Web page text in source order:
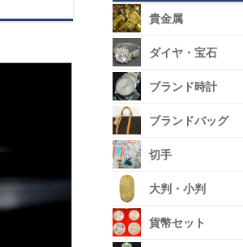
貴金属
ダイヤ・宝石
ブランド時計
ブランドバッグ
切手
大判・小判
貨幣セット